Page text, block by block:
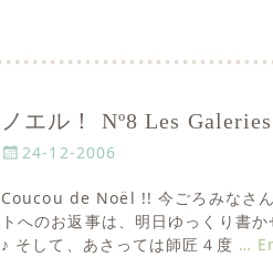
n
ノエル！ Nº8 Les
P
s
t
e
24-12-2006
Coucou de Noël !! 今ごろみなさ
トへのお返事は、明日ゆっくり書
♪ そして、あさっては師匠４度 …